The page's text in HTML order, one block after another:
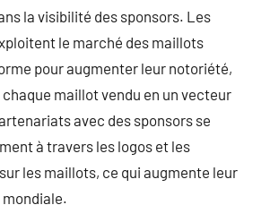
la visibilité des sponsors. Les
le marché des maillots
pour augmenter leur notoriété,
maillot vendu en un vecteur
avec des sponsors se
à travers les logos et les
les maillots, ce qui augmente leur
mondiale.